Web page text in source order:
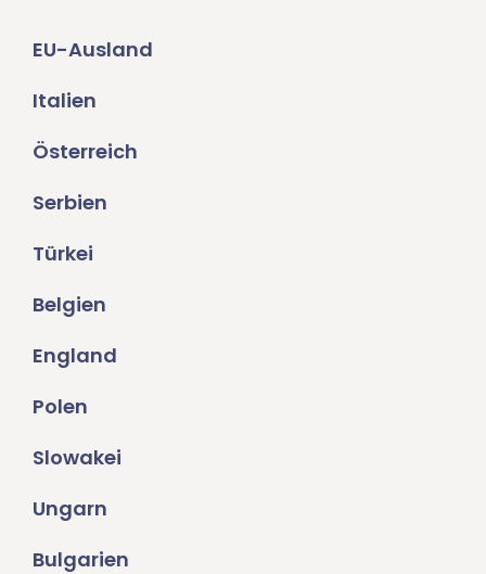
EU-Ausland
Italien
Österreich
Serbien
Türkei
Belgien
England
Polen
Slowakei
Ungarn
Bulgarien